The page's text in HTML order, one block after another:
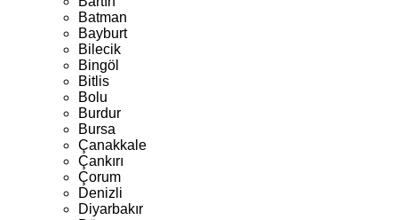
Batman
Bayburt
Bilecik
Bingöl
Bitlis
Bolu
Burdur
Bursa
Çanakkale
Çankırı
Çorum
Denizli
Diyarbakır